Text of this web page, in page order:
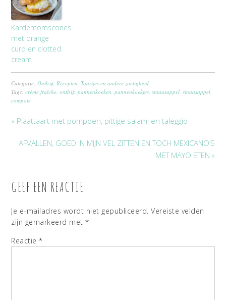
Kardemomscones
met orange
curd en clotted
cream
Categorie:Ontbijt Recepten ,Taartjes en andere zoetigheid
Tags:crème fraîche ,ontbijt ,pannenkoeken ,pannenkoekjes ,sinaasappel ,sinaasappel
compote
« Plaattaart met pompoen, pittige salami en taleggio
AFVALLEN, GOED IN MIJN VEL ZITTEN EN TOCH MEXICANO’S
MET MAYO ETEN »
GEEF EEN REACTIE
Je e-mailadres wordt niet gepubliceerd. Vereiste velden
zijn gemarkeerd met*
Reactie*